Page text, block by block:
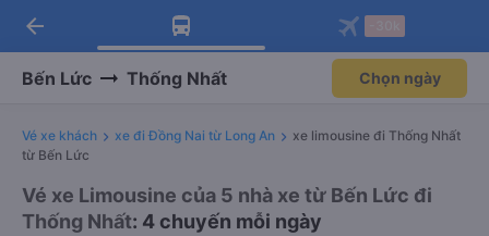
Tải app Vexere ngay!
Nhận ưu đãi thành viên độc
Mở app
Tải app Vexere
-30k/ghế khi đặt vé máy bay qua
Mở app
arrow_back
Bến Lức Thống Nhất Chọn ngày
Vé xe khách xe đi Đồng Nai từ Long An
xe limousine đi Thống Nhất
từ Bến Lức
Vé xe Limousine của 5 nhà xe từ Bến Lức đi
Thống Nhất: 4 chuyến mỗi ngày